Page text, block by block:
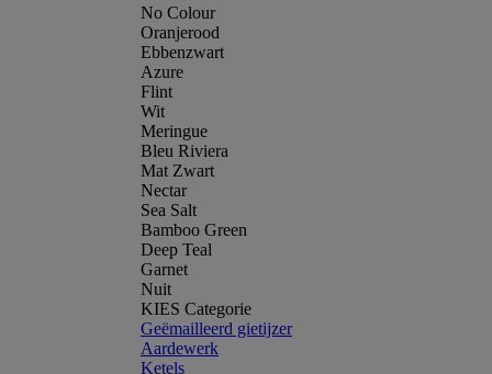
No Colour
Oranjerood
Ebbenzwart
Azure
Flint
Wit
Meringue
Bleu Riviera
Mat Zwart
Nectar
Sea Salt
Bamboo Green
Deep Teal
Garnet
Nuit
KIES Categorie
Geëmailleerd gietijzer
Aardewerk
Ketels